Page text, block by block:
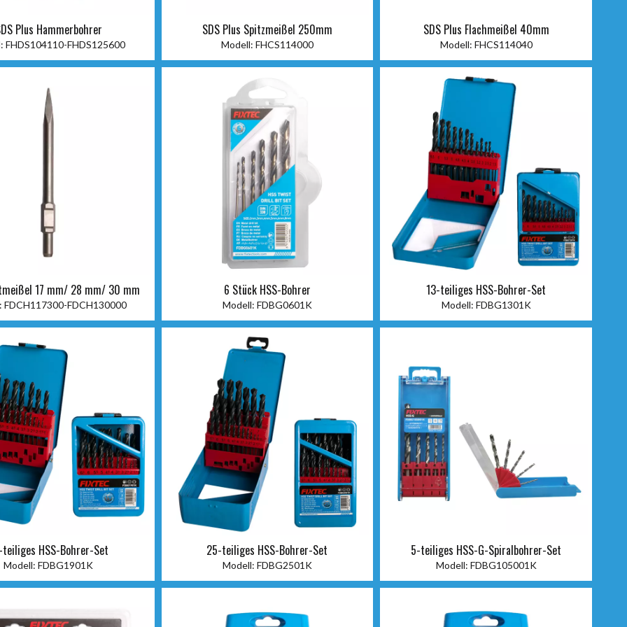
Plus Hammerbohrer
FHDS104110-FHDS125600
SDS Plus Spitzmeißel 250mm
Modell: FHCS114000
SDS Plus Flachmeißel 40mm
Modell: FHCS114040
17 mm/ 28 mm/ 30 mm
FDCH117300-FDCH130000
6 Stück HSS-Bohrer
Modell: FDBG0601K
13-teiliges HSS-Bohrer-Set
Modell: FDBG1301K
HSS-Bohrer-Set
Modell: FDBG1901K
25-teiliges HSS-Bohrer-Set
Modell: FDBG2501K
5-teiliges HSS-G-Spiralbohrer-Set
Modell: FDBG105001K